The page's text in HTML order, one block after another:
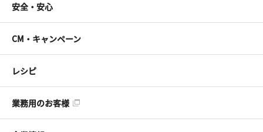
安全・安心
CM・キャンペーン
レシピ
業務用のお客様